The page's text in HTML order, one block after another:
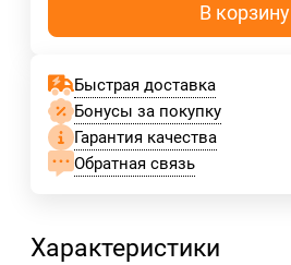
В корзину
Быстрая доставка
Бонусы за покупку
Гарантия качества
Обратная связь
Характеристики